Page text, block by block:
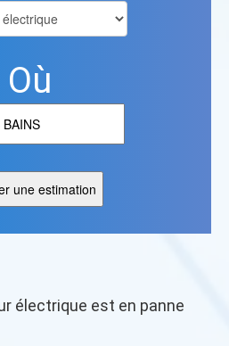
Où
électrique est en panne